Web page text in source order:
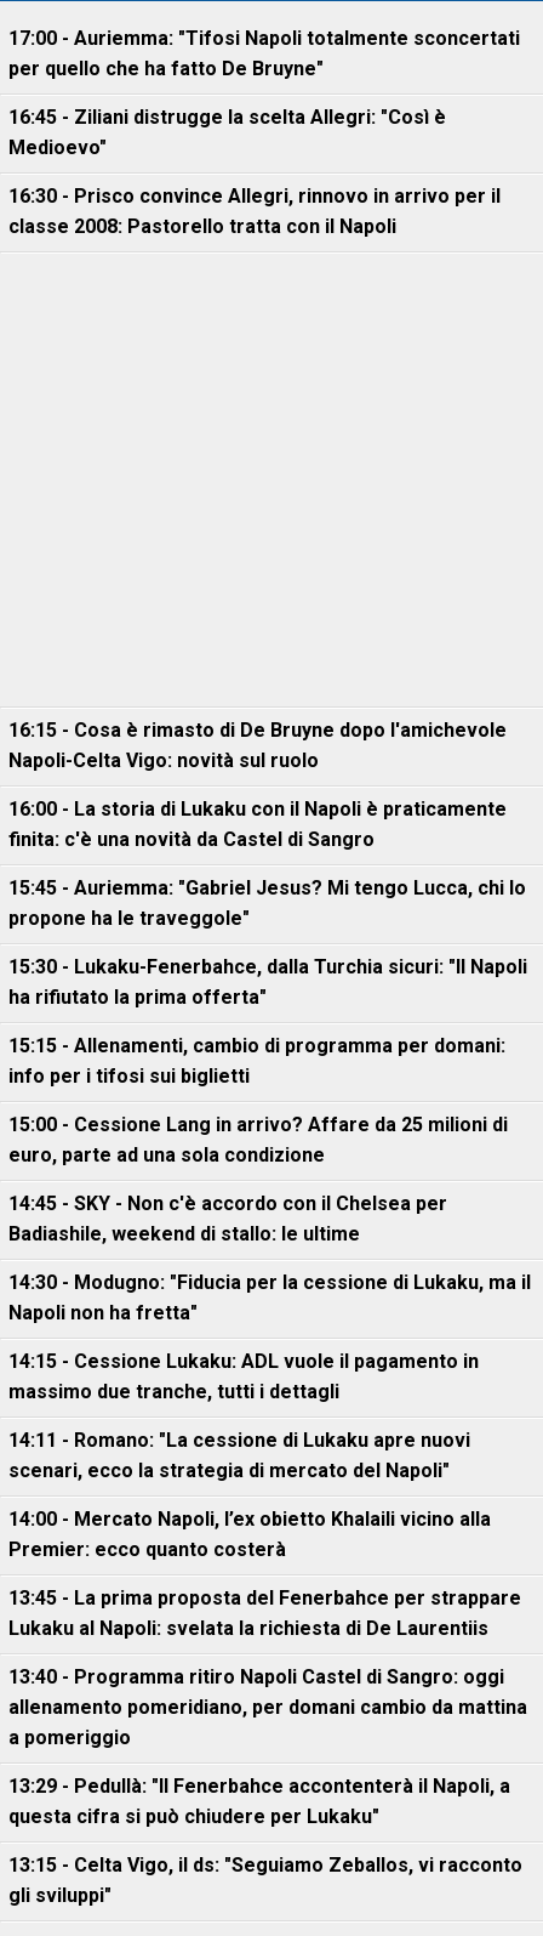
17:00 - Auriemma: "Tifosi Napoli totalmente sconcertati
per quello che ha fatto De Bruyne"
16:45 - Ziliani distrugge la scelta Allegri: "Così è
Medioevo"
16:30 - Prisco convince Allegri, rinnovo in arrivo per il
classe 2008: Pastorello tratta con il Napoli
16:15 - Cosa è rimasto di De Bruyne dopo l'amichevole
Napoli-Celta Vigo: novità sul ruolo
16:00 - La storia di Lukaku con il Napoli è praticamente
finita: c'è una novità da Castel di Sangro
15:45 - Auriemma: "Gabriel Jesus? Mi tengo Lucca, chi lo
propone ha le traveggole"
15:30 - Lukaku-Fenerbahce, dalla Turchia sicuri: "Il Napoli
ha rifiutato la prima offerta"
15:15 - Allenamenti, cambio di programma per domani:
info per i tifosi sui biglietti
15:00 - Cessione Lang in arrivo? Affare da 25 milioni di
euro, parte ad una sola condizione
14:45 - SKY - Non c'è accordo con il Chelsea per
Badiashile, weekend di stallo: le ultime
14:30 - Modugno: "Fiducia per la cessione di Lukaku, ma il
Napoli non ha fretta"
14:15 - Cessione Lukaku: ADL vuole il pagamento in
massimo due tranche, tutti i dettagli
14:11 - Romano: "La cessione di Lukaku apre nuovi
scenari, ecco la strategia di mercato del Napoli"
14:00 - Mercato Napoli, l’ex obietto Khalaili vicino alla
Premier: ecco quanto costerà
13:45 - La prima proposta del Fenerbahce per strappare
Lukaku al Napoli: svelata la richiesta di De Laurentiis
13:40 - Programma ritiro Napoli Castel di Sangro: oggi
allenamento pomeridiano, per domani cambio da mattina
a pomeriggio
13:29 - Pedullà: "Il Fenerbahce accontenterà il Napoli, a
questa cifra si può chiudere per Lukaku"
13:15 - Celta Vigo, il ds: "Seguiamo Zeballos, vi racconto
gli sviluppi"